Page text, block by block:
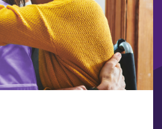
搜尋